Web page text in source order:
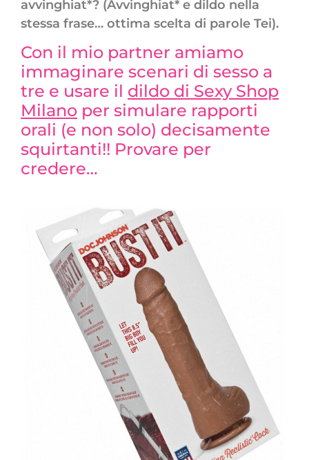
avvinghiat*? (Avvinghiat* e dildo nella
stessa frase… ottima scelta di parole Tei).
Con il mio partner amiamo
immaginare scenari di sesso a
tre e usare il dildo di Sexy Shop
Milano per simulare rapporti
orali (e non solo) decisamente
squirtanti!! Provare per
credere…